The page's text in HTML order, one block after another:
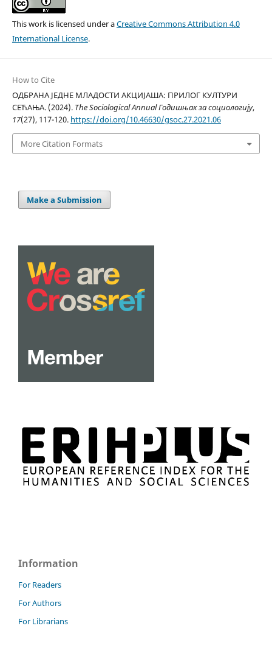
This work is licensed under aCreative Commons Attribution 4.0
International License.
How to Cite
ОДБРАНА ЈЕДНЕ МЛАДОСТИ АКЦИЈАША: ПРИЛОГ КУЛТУРИ
СЕЋАЊА. (2024). The Sociological Annual Годишњак за социологију,
17(27), 117-120. https://doi.org/10.46630/gsoc.27.2021.06
More Citation Formats
Make a Submission
Information
For Readers
For Authors
For Librarians